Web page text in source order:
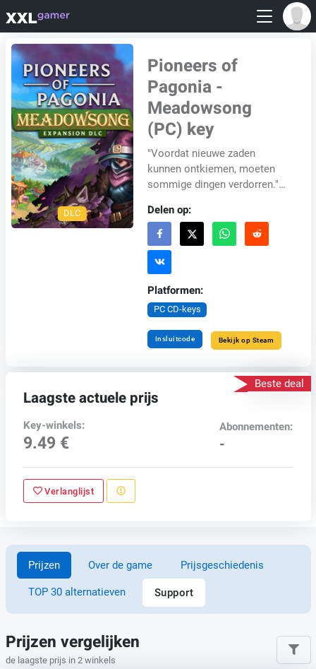
DLC
Pioneers of
Pagonia -
Meadowsong
(PC) key
"Voordat nieuwe zaden
kunnen ontkiemen, moeten
sommige dingen verdorren."
reis naar het eiland
"Meadowsong&qu...
Delen op:
Platformen:
PC CD-keys
Insluitcode Bekijk op Steam
Beste deal
Laagste actuele prijs
Key-winkels:
9.49 €
Abonnementen:
-
Verlanglijst
Prijzen Over de game Prijsgeschiedenis
TOP 30 alternatieven Support
Prijzen vergelijken
de laagste prijs in 2 winkels